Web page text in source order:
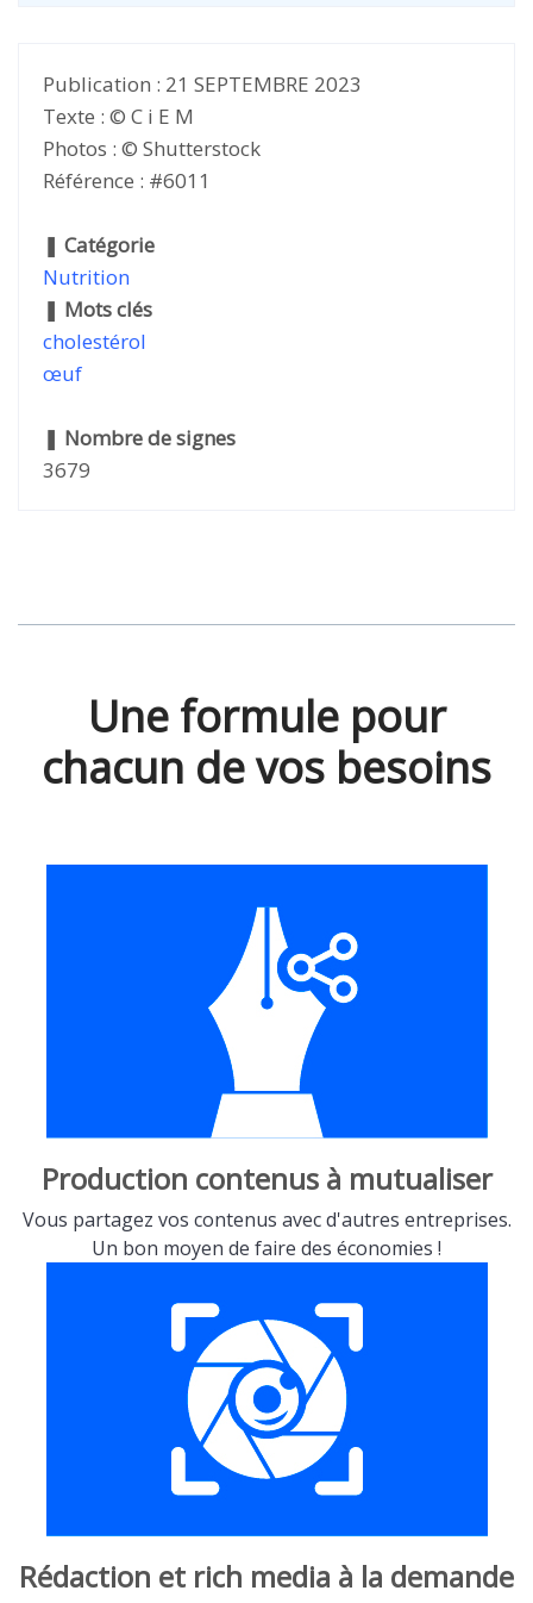
Publication : 21 SEPTEMBRE 2023
Texte : © C i E M
Photos : © Shutterstock
Référence : #6011
❚ Catégorie
Nutrition
❚ Mots clés
cholestérol
œuf
❚ Nombre de signes
3679
Une formule pour
chacun de vos besoins
Production contenus à mutualiser
Vous partagez vos contenus avec d'autres entreprises.
Un bon moyen de faire des économies !
Rédaction et rich media à la demande